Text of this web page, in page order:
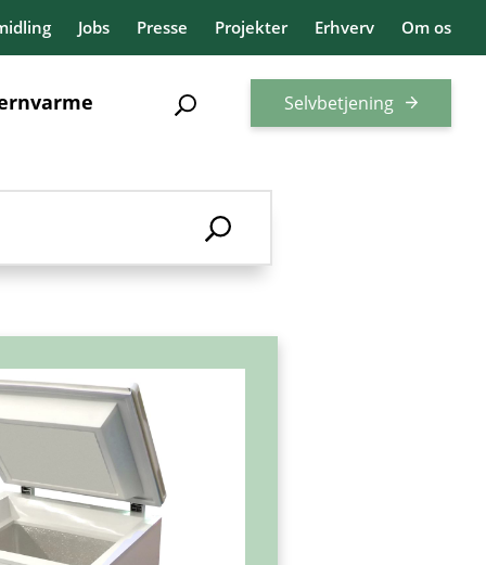
Jobs Presse Projekter Erhverv Om os
Selvbetjening